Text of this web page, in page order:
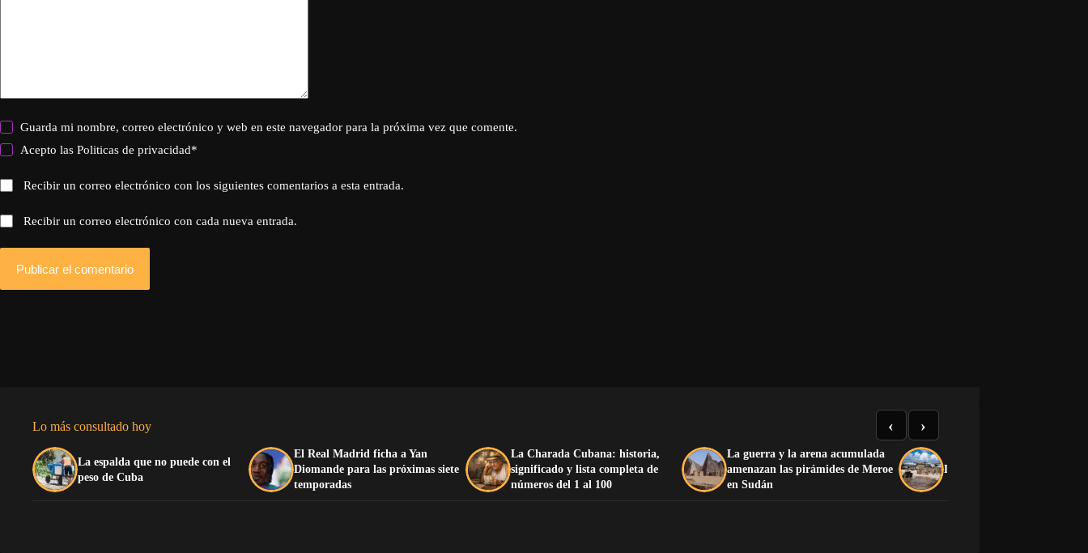
Guarda mi nombre, correo electrónico y web en este navegador para la próxima vez que comente.
Acepto lasPoliticas de privacidad*
Recibir un correo electrónico con los siguientes comentarios a esta entrada.
Recibir un correo electrónico con cada nueva entrada.
Publicar el comentario
Lo más consultado hoy
La espalda que no puede con el
peso de Cuba
El Real Madrid ficha a Yan
Diomande para las próximas siete
temporadas
La Charada Cubana: historia,
significado y lista completa de
números del 1 al 100
La guerra y la arena acumulada
amenazan las pirámides de Meroe
en Sudán
La mañana que partió la
‹ ›